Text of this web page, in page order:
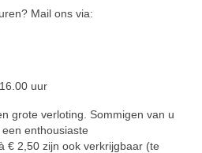
Mail ons via:
uur
grote verloting. Sommigen van u
enthousiaste
€ 2,50 zijn ook verkrijgbaar (te